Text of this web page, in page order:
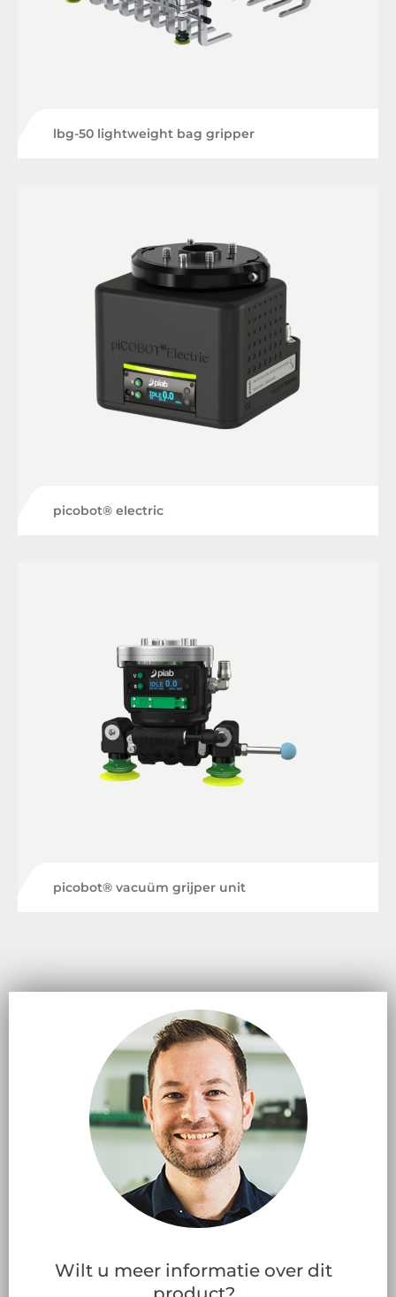
lbg-50 lightweight bag gripper
picobot® electric
picobot® vacuüm grijper unit
Wilt u meer informatie over dit